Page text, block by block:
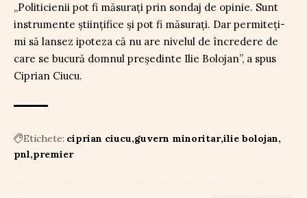
„Politicienii pot fi măsurați prin sondaj de opinie. Sunt
instrumente științifice și pot fi măsurați. Dar permiteți-
mi să lansez ipoteza că nu are nivelul de încredere de
care se bucură domnul președinte Ilie Bolojan”, a spus
Ciprian Ciucu.
Etichete: ciprian ciucu guvern minoritar ilie bolojan
pnl premier